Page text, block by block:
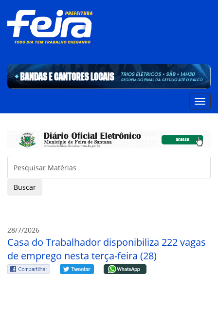
Buscar
28/7/2026
Casa do Trabalhador disponibiliza 222 vagas
de emprego nesta terça-feira (28)